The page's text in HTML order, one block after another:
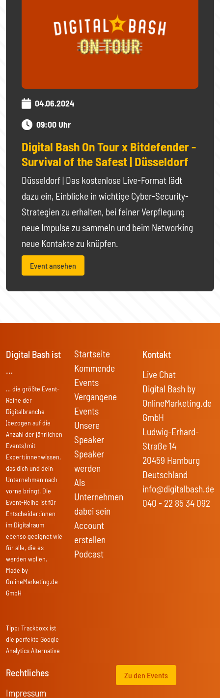
04.06.2024
09:00 Uhr
Digital Bash On Tour x Bitdefender -
Survival of the Safest | Düsseldorf
Düsseldorf | Das kostenlose Live-Format lädt
dazu ein, Einblicke in wichtige Cyber-Security-
Strategien zu erhalten, bei feiner Verpflegung
neue Impulse zu sammeln und beim Networking
neue Kontakte zu knüpfen.
Event ansehen
Digital Bash ist
…
… die größte Event-
Reihe der
Digitalbranche
(bezogen auf die
Anzahl der jährlichen
Events) mit
Expert:innenwissen,
das dich und dein
Unternehmen nach
vorne bringt. Die
Event-Reihe ist für
Entscheider:innen
im Digitalraum
ebenso geeignet wie
für alle, die es
werden wollen.
Made by
OnlineMarketing.de
GmbH
Tipp: Trackboxx ist
die perfekte Google
Analytics Alternative
Startseite
Kommende
Events
Vergangene
Events
Unsere
Speaker
Speaker
werden
Als
Unternehmen
dabei sein
Account
erstellen
Podcast
Kontakt
Live Chat
Digital Bash by
OnlineMarketing.de
GmbH
Ludwig-Erhard-
Straße 14
20459 Hamburg
Deutschland
info@digitalbash.de
040 - 22 85 34 092
Rechtliches
Impressum
Zu den Events